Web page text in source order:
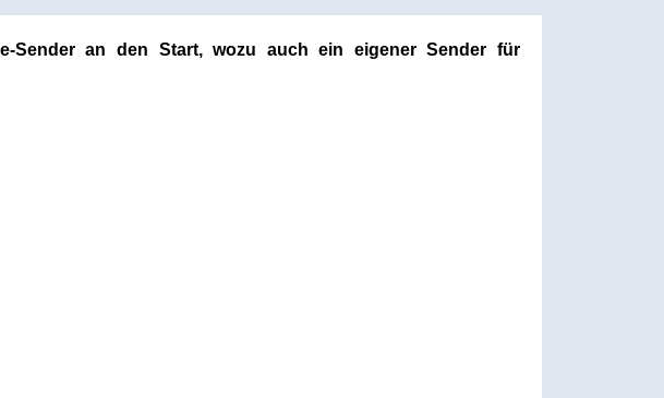
Sender an den Start, wozu auch ein eigener Sender für